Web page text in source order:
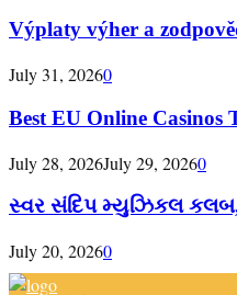
Výplaty výher a
July 31, 20260
Best EU Online Casinos
July 28, 2026July 29, 20260
સ્વર સંદિપ મ્યુઝિકલ કલબ,
July 20, 20260